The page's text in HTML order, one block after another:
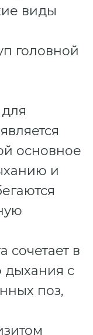
виды
головной
основное
и
сочетает в
дыхания с
поз,